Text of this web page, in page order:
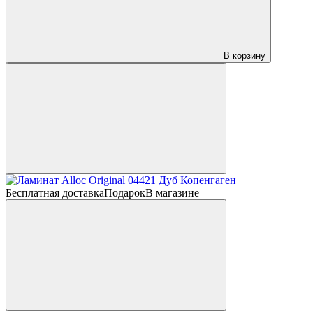
В корзину
Бесплатная доставкаПодарокВ магазине